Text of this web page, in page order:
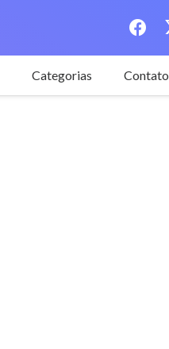
Categorias Contato